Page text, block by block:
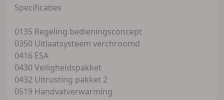
Specificaties
0135 Regeling bedieningsconcept
0350 Uitlaatsysteem verchroomd
0416 ESA
0430 Veiligheidspakket
0432 Uitrusting pakket 2
0519 Handvatverwarming